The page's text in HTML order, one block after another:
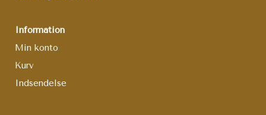
Information
Min konto
Kurv
Indsendelse